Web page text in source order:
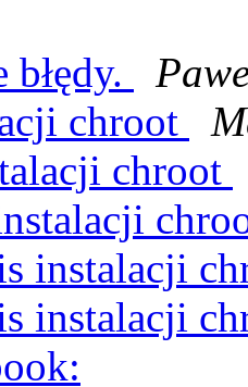
błędy.
chroot
chroot
instalacji
instalacji